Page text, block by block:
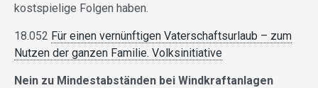
kostspielige Folgen haben.
18.052 Für einen vernünftigen Vaterschaftsurlaub – zum
Nutzen der ganzen Familie. Volksinitiative
Nein zu Mindestabständen bei Windkraftanlagen